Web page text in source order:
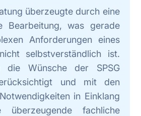
überzeugte durch eine
Bearbeitung, was gerade
Anforderungen eines
selbstverständlich ist.
die Wünsche der SPSG
und mit den
in Einklang
überzeugende fachliche